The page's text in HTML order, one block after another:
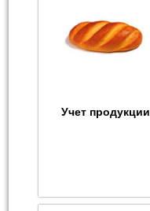
Учет продукции